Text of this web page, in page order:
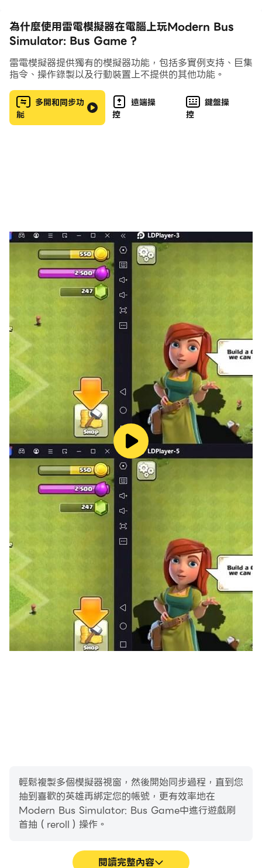
主要特徵：
1. 每日成就部分增強您的信心：
每日獎勵 |轉輪幸運| 每日任務
2. 連續維持的時間花費獎勵階梯
3. 配樂 - 依照您的口味享受音樂
4. 未來開放世界地圖 - 選擇自己的
換車道、方向燈和安全帶等預防措施。
2.越野之旅：享受最多樣化、最曲折的有趣模式。在崎嶇的
地形中接送乘客，同時欣賞周圍的音樂和野生動物。
3.交通模式：在真實的模擬中，遵守所有交通規則，操縱您
的巴士穿越繁忙的街道，避免與其他車輛或護欄相撞。
4. 硬停車：此模式專為熱愛挑戰的職業車手設計。避開障
礙物，並在規定的時間內將巴士停在狹窄的地方。
5. 使用者創意模式：真正可自訂的選項，用於創建和組裝
您自己的賽道、障礙物、起跑線和終點線設計以及天氣選
6.隨機地圖：找出該模式下的地圖和路線的驚喜。
🌆探索充滿活力的環境：
穿梭於繁華的城市景觀中，從市中心區到安靜的郊區。在巴
士總站接載乘客並將他們安全地運送到目的地。
🚍巴士庫存：
從各種現代和傳統風格的巴士中進行選擇，包括最新設計的
雙層巴士、柴油巴士、混合動力巴士、電動巴士、鉸接式巴
士、長途客車和校車。
6. 壓力喇叭
🚦現實交通模擬：
引導真實的交通場景，遵守交通規則並避免與其他車輛發生
碰撞。違反任何交通規則都會扣除您賺取的金幣。
為什麼使用雷電模擬器在電腦上玩Modern Bus
Simulator: Bus Game ?
雷電模擬器提供獨有的模擬器功能，包括多實例支持、巨集
指令、操作錄製以及行動裝置上不提供的其他功能。
多開和同步功
能
遠端操
控
鍵盤操
控
輕鬆複製多個模擬器視窗，然後開始同步過程，直到您
抽到喜歡的英雄再綁定您的帳號，更有效率地在
Modern Bus Simulator: Bus Game中進行遊戲刷
首抽（reroll）操作。
閱讀完整內容